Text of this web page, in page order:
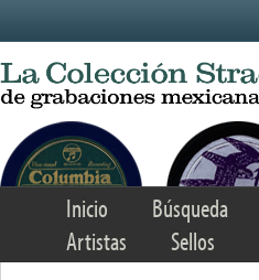
Inicio Búsqueda
Artistas
Sellos